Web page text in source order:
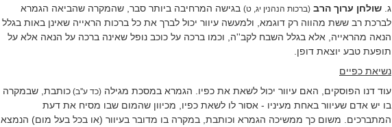
ג. שולחן ערוך הרב (ברכות הנהנין יג, ט) בגישה המרחיבה ביותר סבר, שהמקרה שהביאה הגמרא
לברכת רב ששת מהווה רק דוגמא, ולמעשה עיוור יכול לברך את כל ברכות הראייה שאינן באות בגלל
הנאה מהראייה, אלא בגלל השבח לקב''ה, וכמו ברכה על כוכב נופל שאינה ברכה על הנאה אלא על
תופעת טבע יוצאת דופן.
נשיאת כפיים
עוד דנו הפוסקים, האם עיוור יכול לשאת את כפיו. הגמרא במסכת מגילה (כד ע''ב) כותבת, שבמקרה
בו יש אדם שעיוור באחת מעיניו - אסור לו לשאת כפיו, מכיוון שהמום שבו מסיח את דעת
המתברכים. משום כך ממשיכה הגמרא וכותבת, במקרה בו מדובר בעיוור (או בכל בעל מום) הנמצא